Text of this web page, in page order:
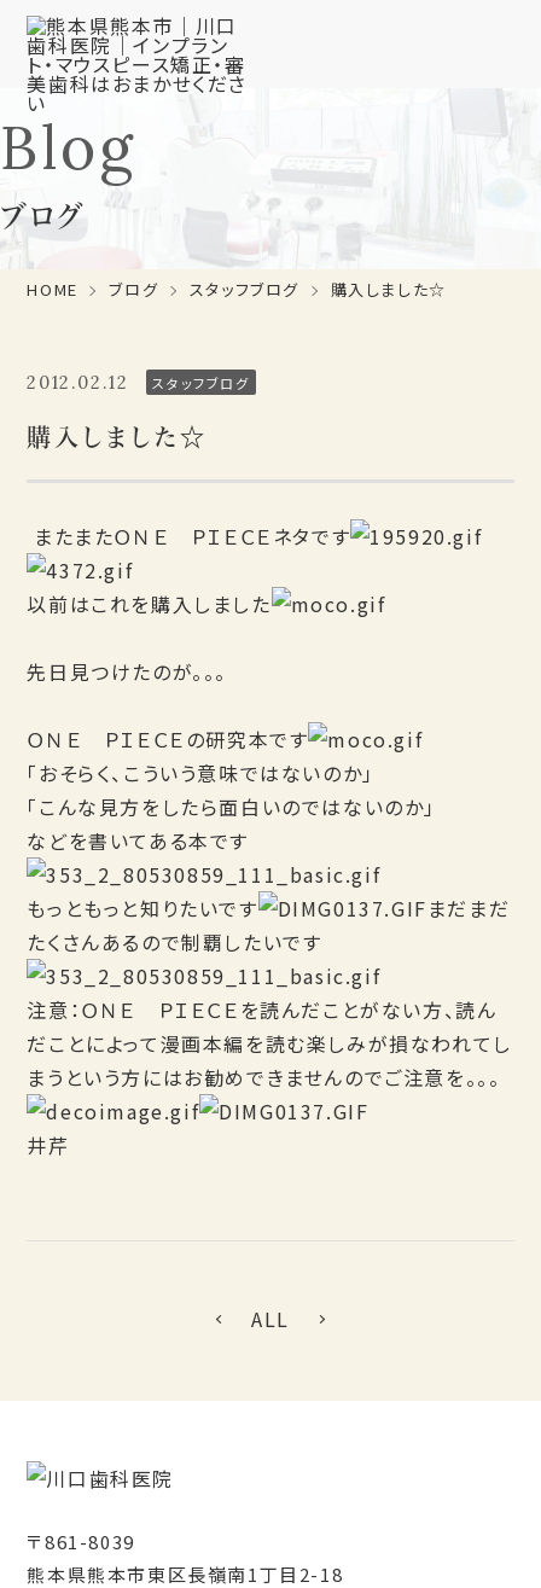
Blog
ブログ
HOME ブログ スタッフブログ 購入しました☆
2012.02.12 スタッフブログ
購入しました☆
またまたＯＮＥ ＰＩＥＣＥネタです
以前はこれを購入しました
先日見つけたのが。。。
ＯＮＥ ＰＩＥＣＥの研究本です
「おそらく、こういう意味ではないのか」
「こんな見方をしたら面白いのではないのか」
などを書いてある本です
もっともっと知りたいです
まだまだ
たくさんあるので制覇したいです
注意：ＯＮＥ ＰＩＥＣＥを読んだことがない方、読ん
だことによって漫画本編を読む楽しみが損なわれてし
まうという方にはお勧めできませんのでご注意を。。。
井芹
ALL
〒861-8039
熊本県熊本市東区長嶺南1丁目2-18